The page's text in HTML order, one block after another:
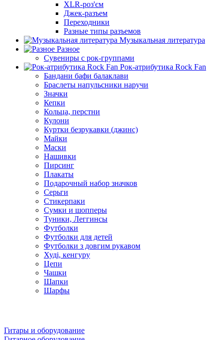
XLR-роз'єм
Джек-разъем
Переходники
Разные типы разъемов
Музыкальная литература
Разное
Сувениры с рок-группами
Рок-атрибутика Rock Fan
Бандани бафи балаклави
Браслеты напульсники наручи
Значки
Кепки
Кольца, перстни
Кулони
Куртки безрукавки (джинс)
Майки
Маски
Нашивки
Пирсинг
Плакаты
Подарочный набор значков
Серьги
Стикерпаки
Сумки и шопперы
Туники, Леггинсы
Футболки
Футболки для детей
Футболки з довгим рукавом
Худі, кенгуру
Цепи
Чашки
Шапки
Шарфы
Гитары и оборудование